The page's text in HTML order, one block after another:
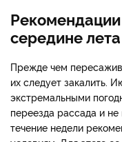
Рекомендации
середине лета
Прежде чем
их следует закалить.
экстремальными
переезда рассада и не
течение недели